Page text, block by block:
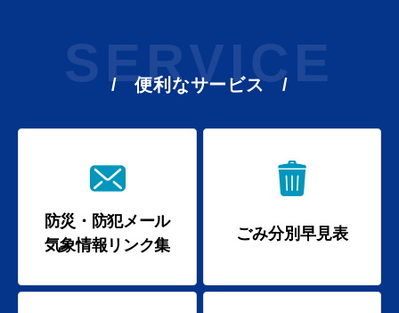
SERVICE
便利なサービス
防災・防犯メール
気象情報リンク集
ごみ分別早見表